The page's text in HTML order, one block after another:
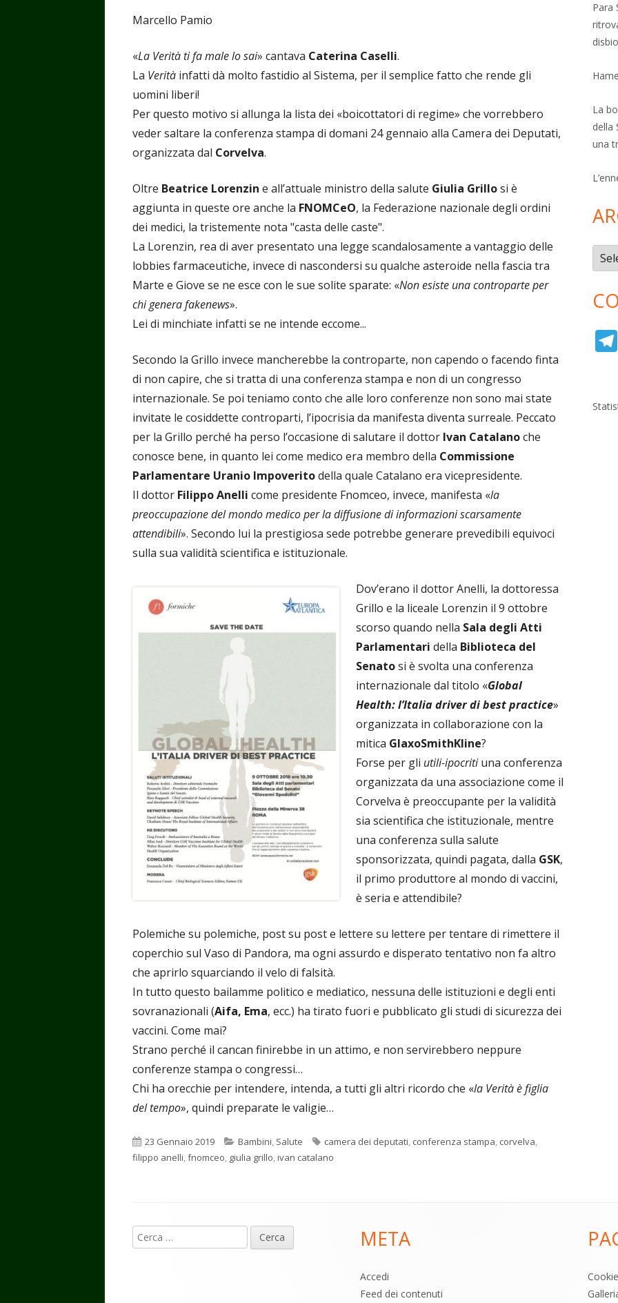
Marcello Pamio
«La Verità ti fa male lo sai» cantava Caterina Caselli.
La Verità infatti dà molto fastidio al Sistema, per il semplice fatto che rende gli
uomini liberi!
Per questo motivo si allunga la lista dei «boicottatori di regime» che vorrebbero
veder saltare la conferenza stampa di domani 24 gennaio alla Camera dei Deputati,
organizzata dal Corvelva.
Oltre Beatrice Lorenzin e all’attuale ministro della salute Giulia Grillosi è
aggiunta in queste ore anche la FNOMCeO, la Federazione nazionale degli ordini
dei medici, la tristemente nota "casta delle caste".
La Lorenzin, rea di aver presentato una legge scandalosamente a vantaggio delle
lobbies farmaceutiche, invece di nascondersi su qualche asteroide nella fascia tra
Marte e Giove se ne esce con le sue solite sparate: «Non esiste una controparte per
chi genera fakenews».
Lei di minchiate infatti se ne intende eccome...
Secondo la Grillo invece mancherebbe la controparte, non capendo o facendo finta
di non capire, che si tratta di una conferenza stampa e non di un congresso
internazionale. Se poi teniamo conto che alle loro conferenze non sono mai state
invitate le cosiddette controparti, l’ipocrisia da manifesta diventa surreale. Peccato
per la Grillo perché ha perso l’occasione di salutare il dottor Ivan Catalanoche
conosce bene, in quanto lei come medico era membro della Commissione
Parlamentare Uranio Impoveritodella quale Catalano era vicepresidente.
Il dottor Filippo Anelli come presidente Fnomceo, invece, manifesta «la
preoccupazione del mondo medico per la diffusione di informazioni scarsamente
attendibili». Secondo lui la prestigiosa sede potrebbe generare prevedibili equivoci
sulla sua validità scientifica e istituzionale.
Dov’erano il dottor Anelli, la dottoressa
Grillo e la liceale Lorenzin il 9 ottobre
scorso quando nella Sala degli Atti
Parlamentari della Biblioteca del
Senatosi è svolta una conferenza
internazionale dal titolo «Global
Health: l’Italia driver di best practice»
organizzata in collaborazione con la
mitica GlaxoSmithKline?
Forse per gli utili-ipocritiuna conferenza
organizzata da una associazione come il
Corvelva è preoccupante per la validità
sia scientifica che istituzionale, mentre
una conferenza sulla salute
sponsorizzata, quindi pagata, dalla GSK,
il primo produttore al mondo di vaccini,
è seria e attendibile?
Polemiche su polemiche, post su post e lettere su lettere per tentare di rimettere il
coperchio sul Vaso di Pandora, ma ogni assurdo e disperato tentativo non fa altro
che aprirlo squarciando il velo di falsità.
In tutto questo bailamme politico e mediatico, nessuna delle istituzioni e degli enti
sovranazionali (Aifa, Ema, ecc.) ha tirato fuori e pubblicato gli studi di sicurezza dei
vaccini. Come mai?
Strano perché il cancan finirebbe in un attimo, e non servirebbero neppure
conferenze stampa o congressi…
Chi ha orecchie per intendere, intenda, a tutti gli altri ricordo che «la Verità è figlia
del tempo», quindi preparate le valigie…
Pubblicato
23 Gennaio 2019 Categorie
Bambini Salute Tag
camera dei deputati conferenza stampa corvelva
filippo anelli fnomceo giulia grillo ivan catalano
Para
La
della
una
piè
Ricerca
per:
META
Accedi
Feed dei contenuti